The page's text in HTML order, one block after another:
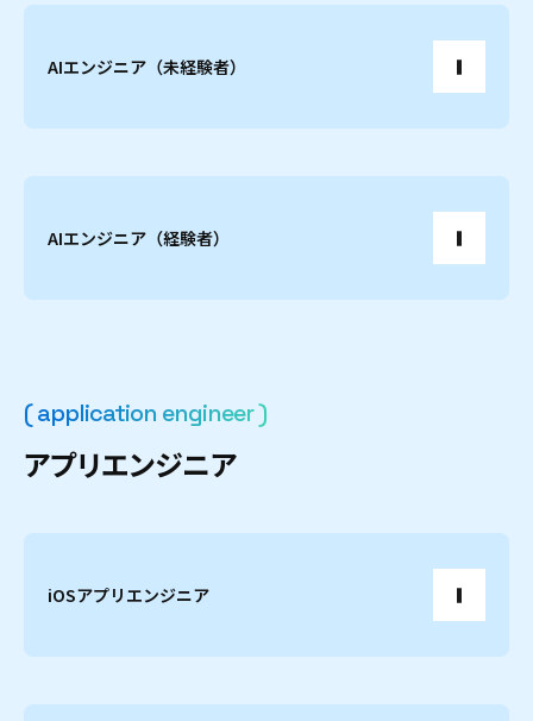
AIエンジニア（未経験者）
AIエンジニア（経験者）
( application engineer )
アプリエンジニア
iOSアプリエンジニア